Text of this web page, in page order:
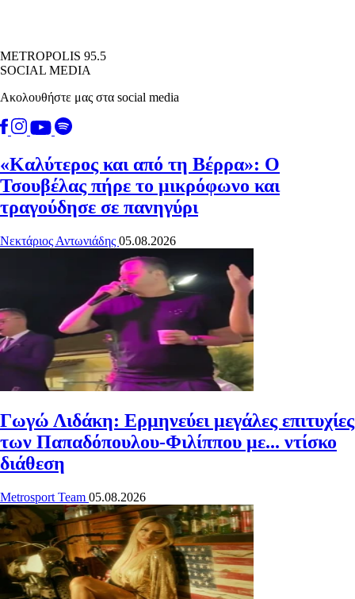
METROPOLIS 95.5
SOCIAL MEDIA
Ακολουθήστε μας στα social media
«Καλύτερος και από τη Βέρρα»: Ο
Τσουβέλας πήρε το μικρόφωνο και
τραγούδησε σε πανηγύρι
Νεκτάριος Αντωνιάδης 05.08.2026
Γωγώ Λιδάκη: Ερμηνεύει μεγάλες επιτυχίες
των Παπαδόπουλου-Φιλίππου με... ντίσκο
διάθεση
Metrosport Team 05.08.2026